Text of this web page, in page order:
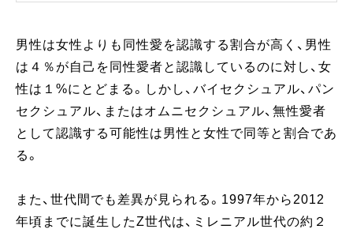
男性は女性よりも同性愛を認識する割合が高く、男性
は４％が自己を同性愛者と認識しているのに対し、女
性は１%にとどまる。しかし、バイセクシュアル、パン
セクシュアル、またはオムニセクシュアル、無性愛者
として認識する可能性は男性と女性で同等と割合であ
る。
また、世代間でも差異が見られる。1997年から2012
年頃までに誕生したZ世代は、ミレニアル世代の約２